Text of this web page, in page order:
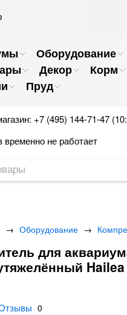
Оборудование
Декор Корм
Пруд
+7 (495) 144-71-47
не работает
→ Оборудование →
для
0